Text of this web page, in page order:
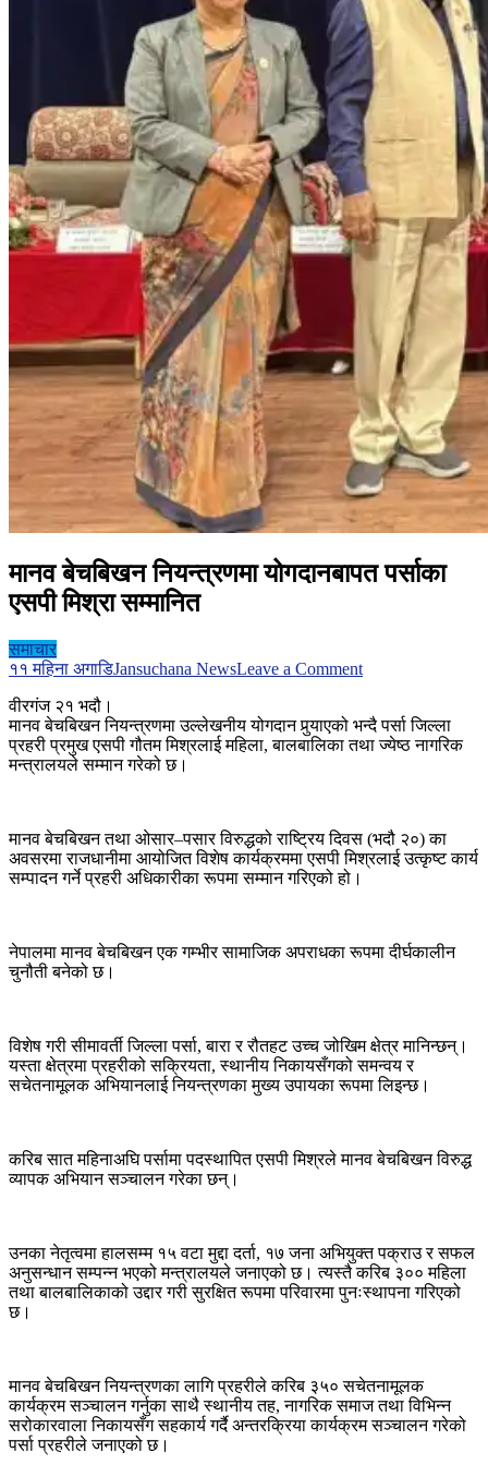
मानव बेचबिखन नियन्त्रणमा योगदानबापत पर्साका
एसपी मिश्रा सम्मानित
समाचार
११ महिना अगाडिJansuchana NewsLeave a Commenton
नियन्त्रणमा
योगदानबापत
सम्मानित
वीरगंज २१ भदौ।
मानव बेचबिखन नियन्त्रणमा उल्लेखनीय योगदान पुर्‍याएको भन्दै पर्सा जिल्ला
प्रहरी प्रमुख एसपी गौतम मिश्रलाई महिला, बालबालिका तथा ज्येष्ठ नागरिक
मन्त्रालयले सम्मान गरेको छ।
मानव बेचबिखन तथा ओसार–पसार विरुद्धको राष्ट्रिय दिवस (भदौ २०) का
अवसरमा राजधानीमा आयोजित विशेष कार्यक्रममा एसपी मिश्रलाई उत्कृष्ट कार्य
सम्पादन गर्ने प्रहरी अधिकारीका रूपमा सम्मान गरिएको हो।
नेपालमा मानव बेचबिखन एक गम्भीर सामाजिक अपराधका रूपमा दीर्घकालीन
चुनौती बनेको छ।
विशेष गरी सीमावर्ती जिल्ला पर्सा, बारा र रौतहट उच्च जोखिम क्षेत्र मानिन्छन्।
यस्ता क्षेत्रमा प्रहरीको सक्रियता, स्थानीय निकायसँगको समन्वय र
सचेतनामूलक अभियानलाई नियन्त्रणका मुख्य उपायका रूपमा लिइन्छ।
करिब सात महिनाअघि पर्सामा पदस्थापित एसपी मिश्रले मानव बेचबिखन विरुद्ध
व्यापक अभियान सञ्चालन गरेका छन्।
उनका नेतृत्वमा हालसम्म १५ वटा मुद्दा दर्ता, १७ जना अभियुक्त पक्राउ र सफल
अनुसन्धान सम्पन्न भएको मन्त्रालयले जनाएको छ। त्यस्तै करिब ३०० महिला
तथा बालबालिकाको उद्दार गरी सुरक्षित रूपमा परिवारमा पुनःस्थापना गरिएको
छ।
मानव बेचबिखन नियन्त्रणका लागि प्रहरीले करिब ३५० सचेतनामूलक
कार्यक्रम सञ्चालन गर्नुका साथै स्थानीय तह, नागरिक समाज तथा विभिन्न
सरोकारवाला निकायसँग सहकार्य गर्दै अन्तरक्रिया कार्यक्रम सञ्चालन गरेको
पर्सा प्रहरीले जनाएको छ।